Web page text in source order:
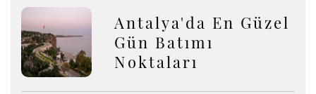
Antalya'da En Güzel
Gün Batımı
Noktaları